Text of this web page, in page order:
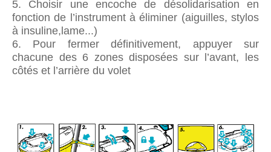
5. Choisir une encoche de désolidarisation en
fonction de l’instrument à éliminer (aiguilles, stylos
à insuline,lame...)
6. Pour fermer définitivement, appuyer sur
chacune des 6 zones disposées sur l’avant, les
côtés et l’arrière du volet